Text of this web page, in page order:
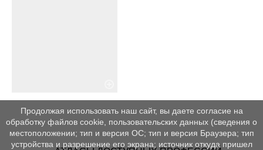
Продолжая использовать наш сайт, вы даете согласие на
обработку файлов cookie, пользовательских данных (сведения о
местоположении; тип и версия ОС; тип и версия Браузера; тип
устройства и разрешение его экрана; источник откуда пришел